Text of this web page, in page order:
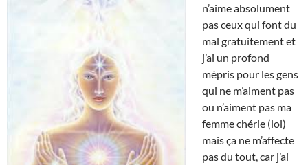
n’aime absolument
pas ceux qui font du
mal gratuitement et
j’ai un profond
mépris pour les gens
qui ne m’aiment pas
ou n’aiment pas ma
femme chérie (lol)
mais ça ne m’affecte
pas du tout, car j’ai